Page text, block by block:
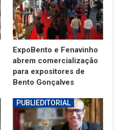
ExpoBento e Fenavinho
abrem comercialização
para expositores de
Bento Gonçalves
PUBLIEDITORIAL